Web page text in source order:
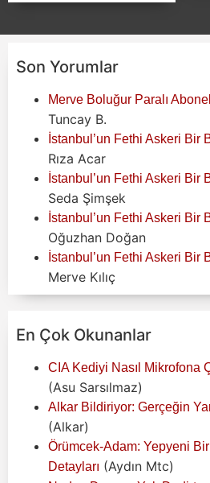
Son Yorumlar
Merve Boluğur Paralı
Tuncay B.
İstanbul’un Fethi Askeri Bir
Rıza Acar
İstanbul’un Fethi Askeri Bir
Seda Şimşek
İstanbul’un Fethi Askeri Bir
Oğuzhan Doğan
İstanbul’un Fethi Askeri Bir
Merve Kılıç
En Çok Okunanlar
CIA Kediyi Nasıl Mikrofona
(Asu Sarsılmaz)
Alkar Bildiriyor: Gerçeğin
(Alkar)
Örümcek-Adam: Yepyeni
Detayları (Aydın Mtc)